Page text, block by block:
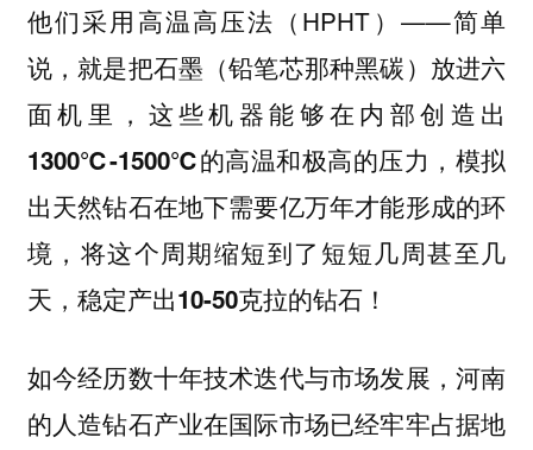
他们采用高温高压法（HPHT）——简单
说，就是把石墨（铅笔芯那种黑碳）放进六
面机里，这些机器能够在内部创造出
1300℃-1500℃的高温和极高的压力，模拟
出天然钻石在地下需要亿万年才能形成的环
境，将这个周期缩短到了短短几周甚至几
天，稳定产出10-50克拉的钻石！
如今经历数十年技术迭代与市场发展，河南
的人造钻石产业在国际市场已经牢牢占据地